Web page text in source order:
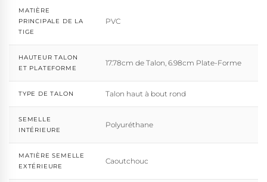
MATIÈRE
PRINCIPALE DE LA
TIGE
PVC
HAUTEUR TALON
ET PLATEFORME
17.78cm de Talon, 6.98cm Plate-Forme
TYPE DE TALON Talon haut à bout rond
SEMELLE
INTÉRIEURE
Polyuréthane
MATIÈRE SEMELLE
EXTÉRIEURE
Caoutchouc